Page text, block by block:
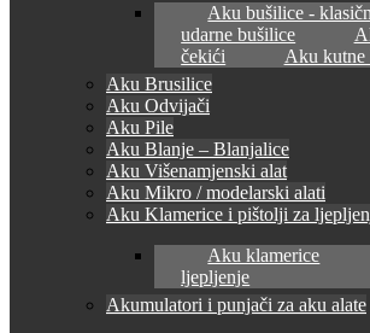
Aku bušilice -
udarne bušilice
čekići
Aku kutne
Aku Brusilice
Aku Odvijači
Aku Pile
Aku Blanje – Blanjalice
Aku Višenamjenski alat
Aku Mikro / modelarski alati
Aku Klamerice i pištolji za
Aku klamerice
ljepljenje
Akumulatori i punjači za aku alate